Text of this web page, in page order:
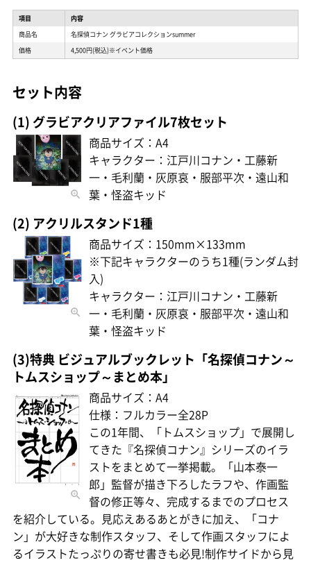
項目
内容
商品名
名探偵コナン グラビアコレクションsummer
価格
4,500円(税込)※イベント価格
セット内容
(1) グラビアクリアファイル7枚セット
商品サイズ：A4
キャラクター：江戸川コナン・工藤新
一・毛利蘭・灰原哀・服部平次・遠山和
葉・怪盗キッド
(2) アクリルスタンド1種
商品サイズ：150mm×133mm
※下記キャラクターのうち1種(ランダム封
入)
キャラクター：江戸川コナン・工藤新
一・毛利蘭・灰原哀・服部平次・遠山和
葉・怪盗キッド
(3)特典 ビジュアルブックレット「名探偵コナン～
トムスショップ～まとめ本」
商品サイズ：A4
仕様：フルカラー全28P
この1年間、「トムスショップ」で展開し
てきた『名探偵コナン』シリーズのイラ
ストをまとめて一挙掲載。「山本泰一
郎」監督が描き下ろしたラフや、作画監
督の修正等々、完成するまでのプロセス
を紹介している。見応えあるあとがきに加え、「コナ
ン」が大好きな制作スタッフ、そして作画スタッフによ
るイラストたっぷりの寄せ書きも必見!制作サイドから見